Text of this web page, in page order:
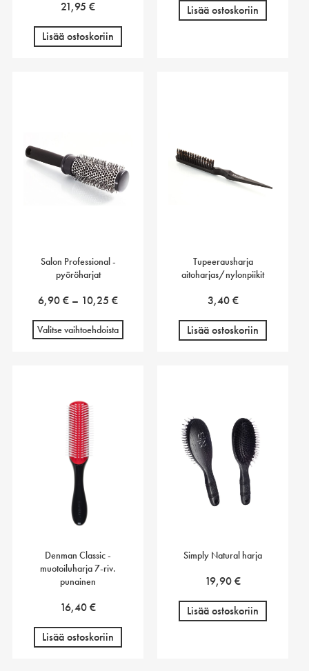
21,95€
Lisää ostoskoriin
Lisää ostoskoriin
Salon Professional -
pyöröharjat
6,90€ – 10,25€Hintaluokka:
-
Valitse vaihtoehdoista
Tupeerausharja
aitoharjas/nylonpiikit
3,40€
Lisää ostoskoriin
Denman Classic -
muotoiluharja 7-riv.
punainen
16,40€
Lisää ostoskoriin
Simply Natural harja
19,90€
Lisää ostoskoriin